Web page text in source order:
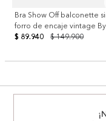
Bra Show Off balconette
forro de encaje vintage
$ 149.900
$ 89.940